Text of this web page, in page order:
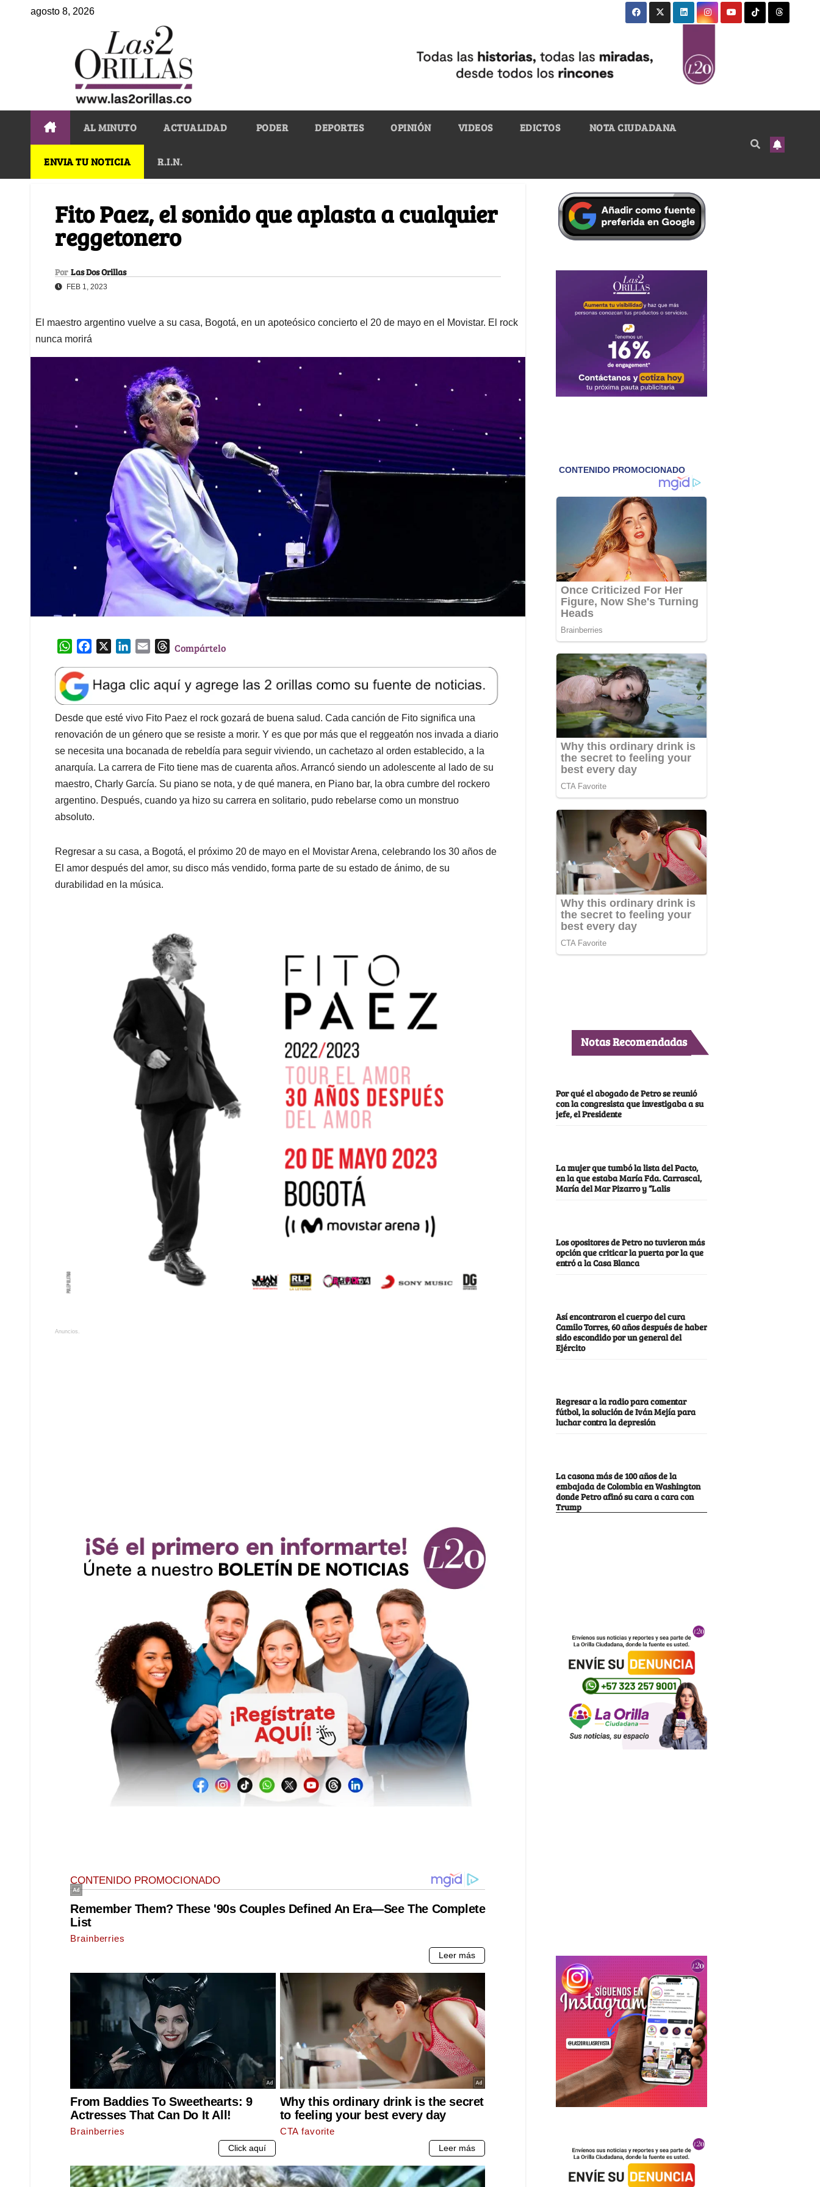
agosto 8, 2026
AL MINUTO ACTUALIDAD PODER DEPORTES OPINIÓN VIDEOS EDICTOS NOTA CIUDADANA
ENVIA TU NOTICIA R.I.N.
Fito Paez, el sonido que aplasta a cualquier
reggetonero
Por Las Dos Orillas
FEB 1, 2023
El maestro argentino vuelve a su casa, Bogotá, en un apoteósico concierto el 20 de mayo en el Movistar. El rock
nunca morirá
W
a
t
s
A
p
p
e
b
o
o
k
k
e
d
I
n
l
T
e
a
d
s
Compártelo
Desde que esté vivo Fito Paez el rock gozará de buena salud. Cada canción de Fito significa una
renovación de un género que se resiste a morir. Y es que por más que el reggeatón nos invada a diario
se necesita una bocanada de rebeldía para seguir viviendo, un cachetazo al orden establecido, a la
anarquía. La carrera de Fito tiene mas de cuarenta años. Arrancó siendo un adolescente al lado de su
maestro, Charly García. Su piano se nota, y de qué manera, en Piano bar, la obra cumbre del rockero
argentino. Después, cuando ya hizo su carrera en solitario, pudo rebelarse como un monstruo
absoluto.
Regresar a su casa, a Bogotá, el próximo 20 de mayo en el Movistar Arena, celebrando los 30 años de
El amor después del amor, su disco más vendido, forma parte de su estado de ánimo, de su
durabilidad en la música.
Anuncios.
Notas Recomendadas
Por qué el abogado de Petro se reunió
con la congresista que investigaba a su
jefe, el Presidente
La mujer que tumbó la lista del Pacto,
en la que estaba María Fda. Carrascal,
María del Mar Pizarro y “Lalis
Los opositores de Petro no tuvieron más
opción que criticar la puerta por la que
entró a la Casa Blanca
Así encontraron el cuerpo del cura
Camilo Torres, 60 años después de haber
sido escondido por un general del
Ejército
Regresar a la radio para comentar
fútbol, la solución de Iván Mejía para
luchar contra la depresión
La casona más de 100 años de la
embajada de Colombia en Washington
donde Petro afinó su cara a cara con
Trump